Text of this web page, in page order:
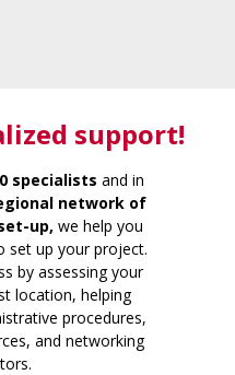
support!
specialists and in
network of
up, we help you
set up your project.
by assessing your
location, helping
procedures,
and networking